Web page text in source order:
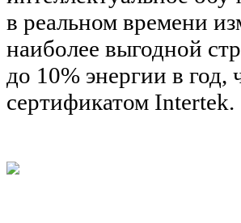
в реальном времени
наиболее выгодной
до 10% энергии в
сертификатом Intertek.